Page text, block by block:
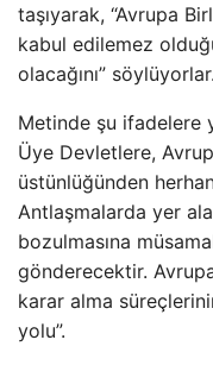
taşıyarak, “Avrupa
kabul edilemez
olacağını” söylüyorlar.
Metinde şu ifadelere
Üye Devletlere,
üstünlüğünden
Antlaşmalarda yer
bozulmasına
gönderecektir.
karar alma
yolu”.